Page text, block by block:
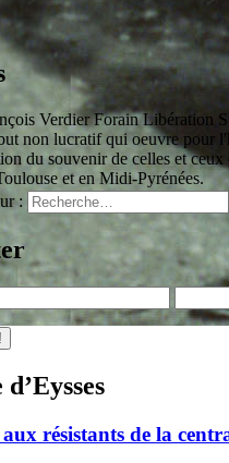
Verdier Forain Libération
non lucratif qui oeuvre pour
du souvenir de celles et
et en Midi-Pyrénées.
:
résistants de la